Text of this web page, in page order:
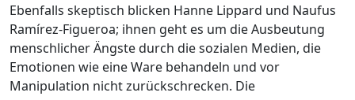
Ebenfalls skeptisch blicken Hanne Lippard und Naufus
Ramírez-Figueroa; ihnen geht es um die Ausbeutung
menschlicher Ängste durch die sozialen Medien, die
Emotionen wie eine Ware behandeln und vor
Manipulation nicht zurückschrecken. Die